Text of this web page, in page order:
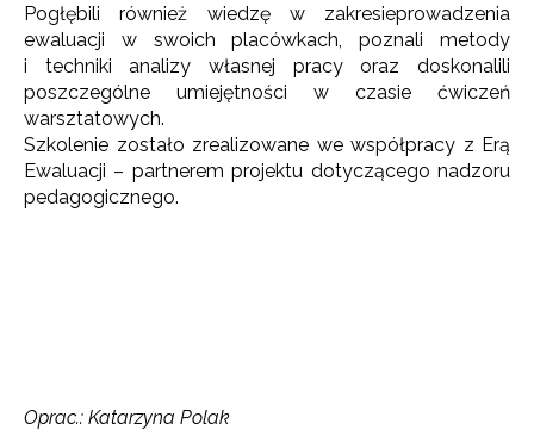
Pogłębili również wiedzę w zakresieprowadzenia
ewaluacji w swoich placówkach, poznali metody
i techniki analizy własnej pracy oraz doskonalili
poszczególne umiejętności w czasie ćwiczeń
warsztatowych.
Szkolenie zostało zrealizowane we współpracy z Erą
Ewaluacji – partnerem projektu dotyczącego nadzoru
pedagogicznego.
Oprac.: Katarzyna Polak